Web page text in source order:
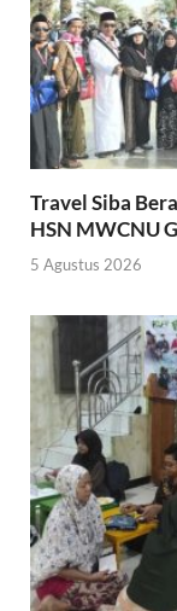
Travel Siba
HSN MWCNU
5 Agustus 2026